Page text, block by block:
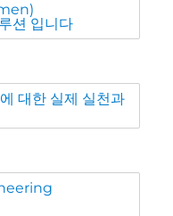
션 입니다
대한 실제 실천과